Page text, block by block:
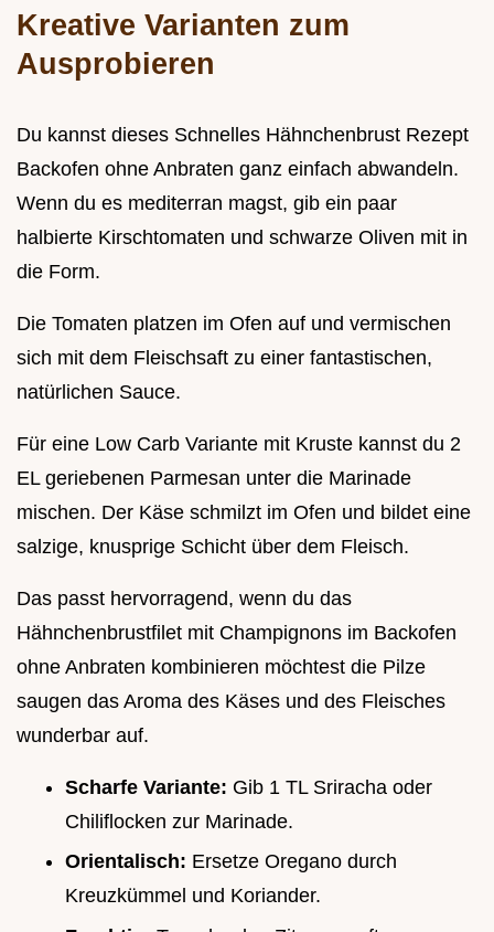
Kreative Varianten zum
Ausprobieren
Du kannst dieses Schnelles Hähnchenbrust Rezept
Backofen ohne Anbraten ganz einfach abwandeln.
Wenn du es mediterran magst, gib ein paar
halbierte Kirschtomaten und schwarze Oliven mit in
die Form.
Die Tomaten platzen im Ofen auf und vermischen
sich mit dem Fleischsaft zu einer fantastischen,
natürlichen Sauce.
Für eine Low Carb Variante mit Kruste kannst du 2
EL geriebenen Parmesan unter die Marinade
mischen. Der Käse schmilzt im Ofen und bildet eine
salzige, knusprige Schicht über dem Fleisch.
Das passt hervorragend, wenn du das
Hähnchenbrustfilet mit Champignons im Backofen
ohne Anbraten kombinieren möchtest die Pilze
saugen das Aroma des Käses und des Fleisches
wunderbar auf.
Scharfe Variante: Gib 1 TL Sriracha oder
Chiliflocken zur Marinade.
Orientalisch: Ersetze Oregano durch
Kreuzkümmel und Koriander.